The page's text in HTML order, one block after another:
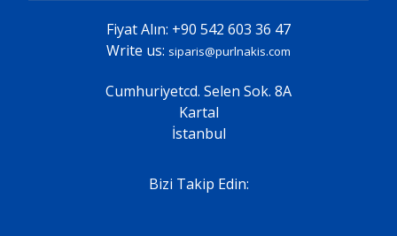
Fiyat Alın: +90 542 603 36 47
Write us: siparis@purlnakis.com
Cumhuriyetcd. Selen Sok. 8A
Kartal
İstanbul
Bizi Takip Edin: